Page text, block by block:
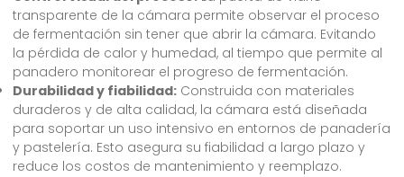
transparente de la cámara permite observar el proceso
de fermentación sin tener que abrir la cámara. Evitando
la pérdida de calor y humedad, al tiempo que permite al
panadero monitorear el progreso de fermentación.
Durabilidad y fiabilidad: Construida con materiales
duraderos y de alta calidad, la cámara está diseñada
para soportar un uso intensivo en entornos de panadería
y pastelería. Esto asegura su fiabilidad a largo plazo y
reduce los costos de mantenimiento y reemplazo.